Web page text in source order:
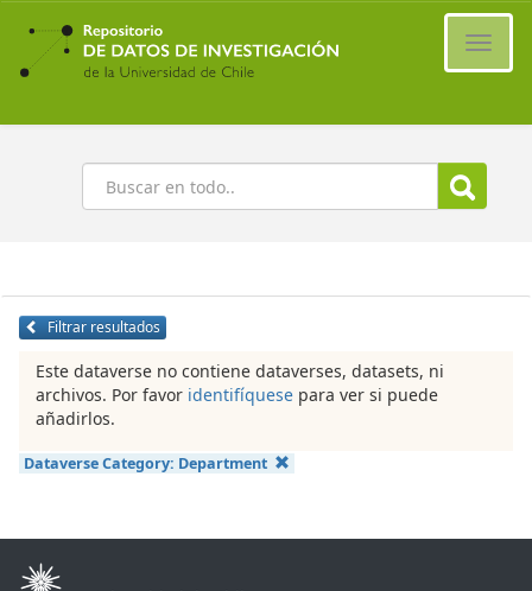
Ir
contenido
principal
Buscar
Filtrar resultados
Este dataverse no contiene dataverses, datasets, ni
archivos. Por favor identifíquese para ver si puede
añadirlos.
Dataverse Category: Department